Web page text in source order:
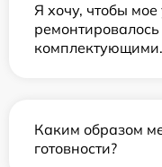
Я хочу, чтобы мое
комплектующими.
Каким образом
готовности?